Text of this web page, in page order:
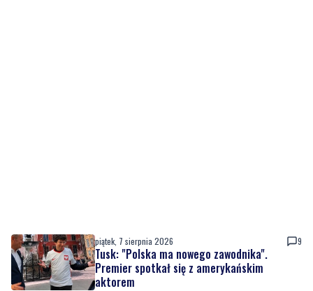
piątek, 7 sierpnia 2026 9
Tusk: "Polska ma nowego zawodnika".
Premier spotkał się z amerykańskim
aktorem